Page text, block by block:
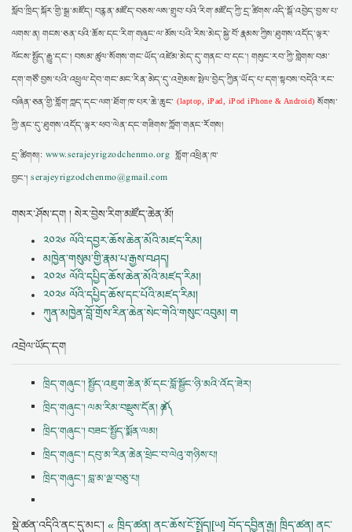
སློབ་ཁྲིད་སྐོར་གྱི་སྒྲ་མཛོད། བརྙན་མཛོད་བཅས་ལས་གྲུབ་པའི་རིག་མཛོད་ཀྱི་དྲ་ཚིགས་འདི་སྒོ་འབྱེད་བྱས་པ་
ལགས་ན། གངས་ཅན་པའི་ཆོས་དང་རིག་གཞུང་ལ་མོས་པའི་རིས་མེད་སྐྱེ་བོ་རྣམས་ཀྱིས་ཐུགས་འདོད་ལྟར་
ལོངས་སྤྱོད་རྒྱུ་དང་། བསམ་ཚུལ་སོགས་གང་ཡོད་འཛེམ་མེད་དུ་གནང་བ་དང་། གསུང་རབ་ཀྱི་གླེགས་བམ་
དག་གཙོ་བྱས་པའི་འཕྲུལ་དེབ་གང་མང་རིན་མེད་དུ་འགྲེམས་སྤེལ་བྱེད་ཀྱིན་ཡོད་པ་དག་སྟབས་བདེའི་རང་
བཞིན་ཅན་གྱི་གློག་ཀླད་དང་ལག་ཐོག་ཁ་པར་ཆེ་ཆུང་(laptop, iPad, iPod iPhone & Android)སོགས་
ཀྱི་ནང་དུ་ཐུགས་འདོད་ལྟར་ཕབ་ལེན་དང་གཟིགས་ཀློག་གནང་རོགས།
དྲ་ཚིགས།: www.serajeyrigzodchenmo.org གློག་འཕྲིན་ཁ་
བྱང་།serajeyrigzodchenmo@gmail.com
གསར་ཤོས་དག ། སེར་བྱེས་རིག་མཛོད་ཆེན་མོ།
༢༠༢༦ ལོའི་དབྱར་ཆོས་ཆེན་མོའི་མཛད་རིམ།
མཁྱེན་གསུམ་གྱི་རྣམ་པ་རྒྱས་བཤད།
༢༠༢༦ ལོའི་དཔྱིད་ཆོས་ཆེན་མོའི་མཛད་རིམ།
༢༠༢༦ ལོའི་དཔྱིད་ཆོས་དང་པོའི་མཛད་རིམ།
ཀུན་མཁྱེན་བློ་གྲོས་རིན་ཆེན་སེང་གེའི་གསུང་འབུམ། ག
འབྲེལ་ཡོད་དག
ཁྲིད་གཞུང་། སྤྱོད་འཇུག་ཆེན་མོ་དང་བློ་སྦྱོང་ཉི་མའི་འོད་ཟེར།
ཁྲིད་གཞུང་། ལམ་རིམ་བསྡུས་དོན། ༼ཆ༽
ཁྲིད་གཞུང་། བཟང་སྤྱོད་སྨོན་ལམ།
ཁྲིད་གཞུང་། དབུ་མ་རིན་ཆེན་ཕྲེང་བ་ལེའུ་གཉིས་པ།
ཁྲིད་གཞུང་། བླ་མ་ལྔ་བཅུ་པ།
སྡེ་ཚན་འདིའི་ནང་དུ་མང་། « ཁྲིད་ཚན། ནང་ཆོས་ངོ་སྤྲོད།[ཡ] བོད་དབྱིན་རྒྱ། ཁྲིད་ཚན། ནང་